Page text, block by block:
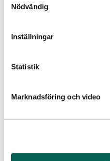
Nödvändig
Inställningar
Statistik
Marknadsföring och video
Okänd
Apostel